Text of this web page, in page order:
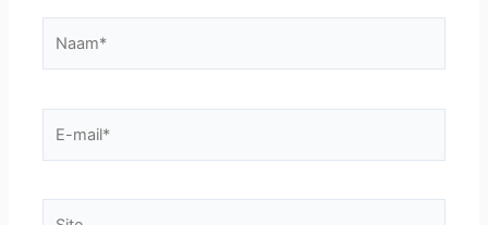
mail*